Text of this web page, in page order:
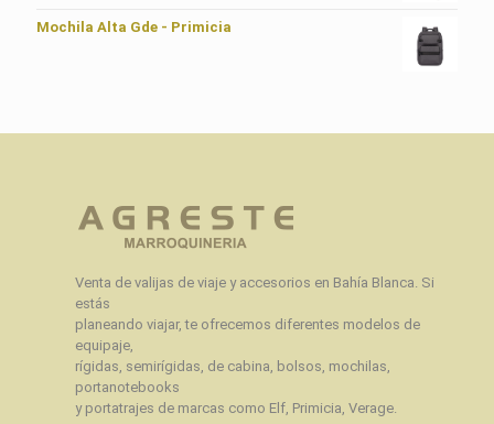
Mochila Alta Gde - Primicia
Venta de valijas de viaje y accesorios en Bahía Blanca. Si
estás
planeando viajar, te ofrecemos diferentes modelos de
equipaje,
rígidas, semirígidas, de cabina, bolsos, mochilas,
portanotebooks
y portatrajes de marcas como Elf, Primicia, Verage.